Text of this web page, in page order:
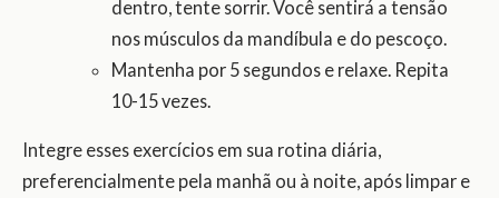
dentro, tente sorrir. Você sentirá a tensão
nos músculos da mandíbula e do pescoço.
Mantenha por 5 segundos e relaxe. Repita
10-15 vezes.
Integre esses exercícios em sua rotina diária,
preferencialmente pela manhã ou à noite, após limpar e